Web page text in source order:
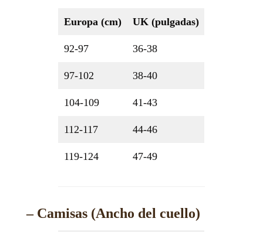
Europa (cm) UK (pulgadas)
92-97 36-38
97-102 38-40
104-109 41-43
112-117 44-46
119-124 47-49
– Camisas (Ancho del cuello)